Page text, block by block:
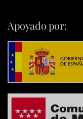
Apoyado por: